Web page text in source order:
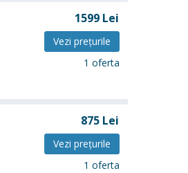
1599 Lei
Vezi preţurile
1 oferta
875 Lei
Vezi preţurile
1 oferta